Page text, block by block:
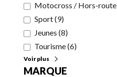
Motocross / Hors-route
Sport(9)
Jeunes (8)
Tourisme(6)
Voir plus
MARQUE